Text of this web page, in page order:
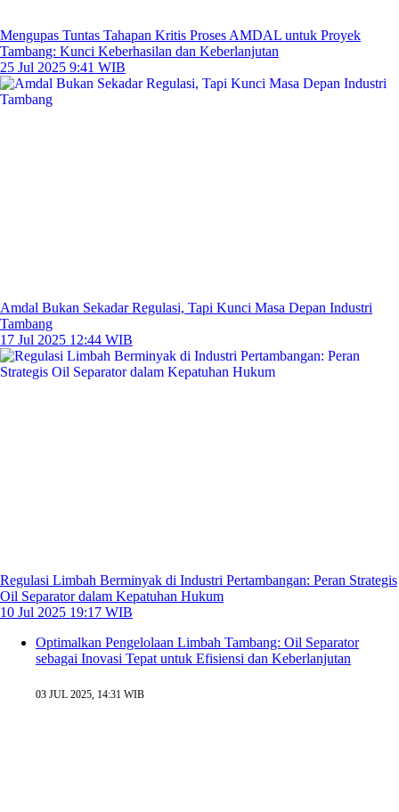
Mengupas Tuntas Tahapan Kritis Proses AMDAL untuk Proyek
Tambang: Kunci Keberhasilan dan Keberlanjutan
25 Jul 2025 9:41 WIB
Amdal Bukan Sekadar Regulasi, Tapi Kunci Masa Depan Industri
Tambang
17 Jul 2025 12:44 WIB
Regulasi Limbah Berminyak di Industri Pertambangan: Peran Strategis
Oil Separator dalam Kepatuhan Hukum
10 Jul 2025 19:17 WIB
Optimalkan Pengelolaan Limbah Tambang: Oil Separator
sebagai Inovasi Tepat untuk Efisiensi dan Keberlanjutan
03 JUL 2025, 14:31 WIB